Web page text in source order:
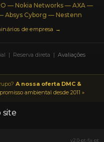
— Nokia Networks — AXA —
Absys Cyborg — Nestenn
de empresa →
| Reserva direta | Avaliações
A nossa oferta DMC &
ambiental desde 2011 »
site
v2.0-pt-fix-pt